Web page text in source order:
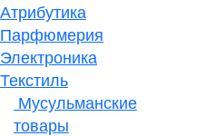
Атрибутика
Парфюмерия
Электроника
Текстиль
Мусульманские
товары